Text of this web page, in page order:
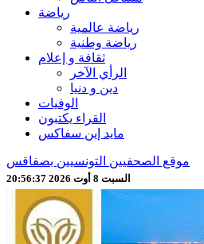
رياضة
رياضة عالمية
رياضة وطنية
ثقافة و إعلام
الرأي الآخر
دين و دنيا
الوفيات
القراء يكتبون
مايد إين سفاكس
موقع الصحفيين التونسيين بصفاقس
السبت 8 أوت 2026 20:56:38